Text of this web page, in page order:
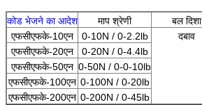
कोड भेजने का आदेश माप श्रेणी
बल दिशा
एफसीएफके-10एन
0-10N / 0-2.2lb
दबाव
एफसीएफके-20एन
0-20N / 0-4.4lb
एफसीएफके-50एन 0-50N / 0-0-10lb
एफसीएफके-100एन 0-100N / 0-20lb
एफसीएफके-200एन 0-200N / 0-45lb